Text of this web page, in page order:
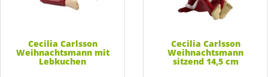
Cecilia Carlsson
Weihnachtsmann mit
Lebkuchen
Cecilia Carlsson
Weihnachtsmann
sitzend 14,5 cm